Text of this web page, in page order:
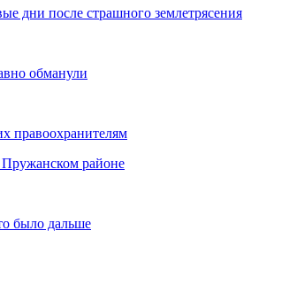
дни после страшного землетрясения
обманули
правоохранителям
Пружанском районе
было дальше